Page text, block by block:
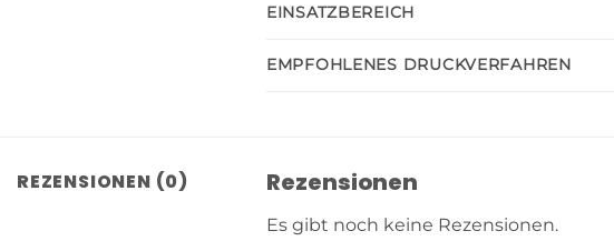
EINSATZBEREICH
EMPFOHLENES DRUCKVERFAHREN
REZENSIONEN (0) Rezensionen
Es gibt noch keine Rezensionen.